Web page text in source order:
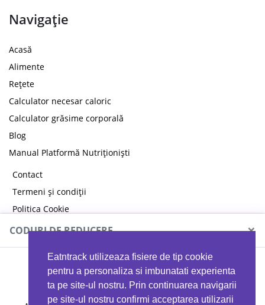
Eatntrack utilizeaza fisiere de tip cookie
pentru a personaliza si imbunatati experienta
ta pe site-ul nostru. Prin continuarea navigarii
pe site-ul nostru confirmi acceptarea utilizarii
Navigație
Acasă
Alimente
Rețete
Calculator necesar caloric
Calculator grăsime corporală
Blog
Manual Platformă Nutriționiști
Contact
Termeni și condiții
Politica Cookie
Politica de confidențialitate
CODURI DE REDUCERE ×
MYPROTEIN